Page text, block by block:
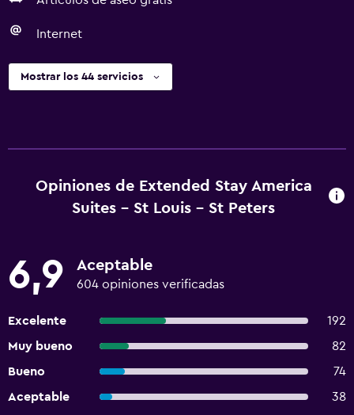
Internet
Mostrar los 44 servicios
Opiniones de Extended Stay America
Suites - St Louis - St Peters
6,9 Aceptable
604 opiniones verificadas
Excelente
192
Muy bueno
82
Bueno
74
Aceptable
38